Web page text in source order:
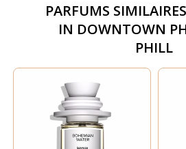
PARFUMS
IN DOWNTOWN
PHILL